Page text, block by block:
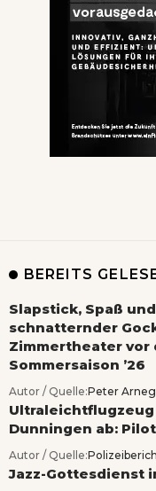
BEREITS
Slapstick, Spaß
schnatternder
Zimmertheater vor
Sommersaison ’26
Autor / Quelle:Peter
Dunningen ab:
Autor / Quelle:
Jazz-Gottesdienst